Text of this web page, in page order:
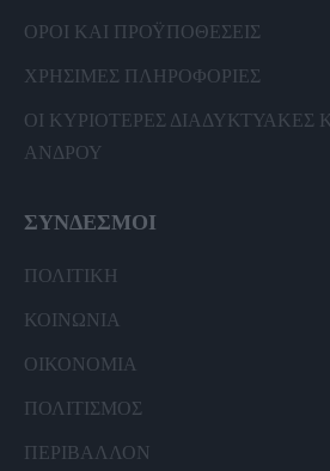
ΟΡΟΙ ΚΑΙ ΠΡΟΫΠΟΘΕΣΕΙΣ
ΧΡΗΣΙΜΕΣ ΠΛΗΡΟΦΟΡΙΕΣ
ΟΙ ΚΥΡΙΟΤΕΡΕΣ ΔΙΑΔΥΚΤΥΑΚΕΣ
ΑΝΔΡΟΥ
ΣΥΝΔΕΣΜΟΙ
ΠΟΛΙΤΙΚΗ
ΚΟΙΝΩΝΙΑ
ΟΙΚΟΝΟΜΙΑ
ΠΟΛΙΤΙΣΜΟΣ
ΠΕΡΙΒΑΛΛΟΝ